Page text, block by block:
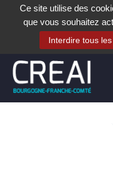
+33 (0)3 80 28 84 40
Contact
Ce site utilise des
que vous souhaitez
Interdire tous